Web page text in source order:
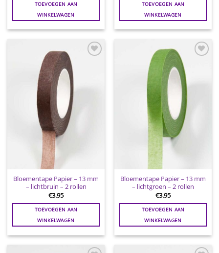
TOEVOEGEN AAN
WINKELWAGEN
TOEVOEGEN AAN
WINKELWAGEN
Bloementape Papier – 13 mm
– lichtbruin – 2 rollen
€3.95
TOEVOEGEN AAN
WINKELWAGEN
Toevoegen
wenslijst
Bloementape Papier – 13 mm
– lichtgroen – 2 rollen
€3.95
TOEVOEGEN AAN
WINKELWAGEN